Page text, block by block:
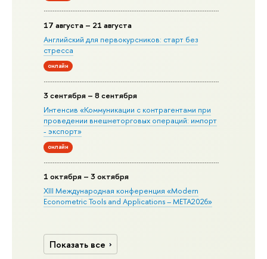
17 августа – 21 августа
Английский для первокурсников: старт без
стресса
онлайн
3 сентября – 8 сентября
Интенсив «Коммуникации с контрагентами при
проведении внешнеторговых операций: импорт
- экспорт»
онлайн
1 октября – 3 октября
XIII Международная конференция «Modern
Econometric Tools and Applications – META2026»
Показать все